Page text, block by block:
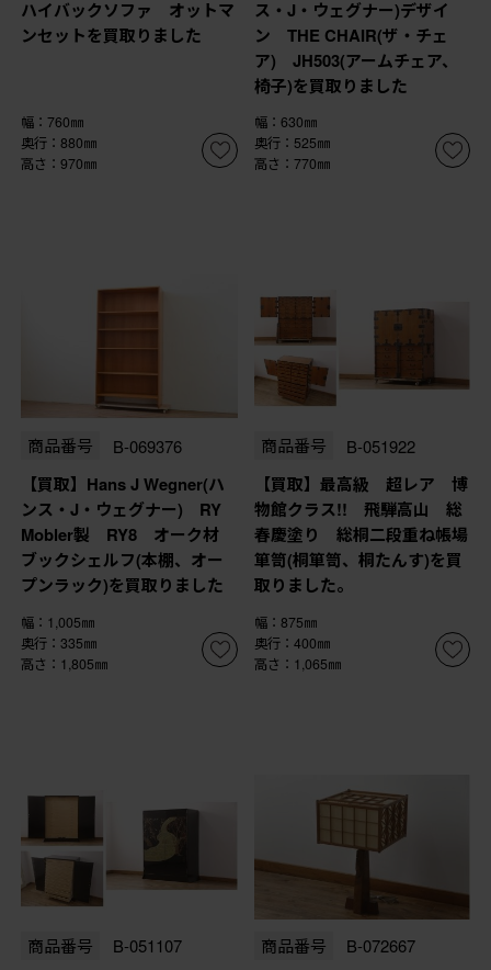
ハイバックソファ オットマ
ンセットを買取りました
幅：760㎜
奥行：880㎜
高さ：970㎜
ス・J・ウェグナー)デザイ
ン THE CHAIR(ザ・チェ
ア) JH503(アームチェア、
椅子)を買取りました
幅：630㎜
奥行：525㎜
高さ：770㎜
商品番号 B-069376
【買取】Hans J Wegner(ハ
ンス・J・ウェグナー) RY
Mobler製 RY8 オーク材
ブックシェルフ(本棚、オー
プンラック)を買取りました
幅：1,005㎜
奥行：335㎜
高さ：1,805㎜
商品番号 B-051922
【買取】最高級 超レア 博
物館クラス!! 飛騨高山 総
春慶塗り 総桐二段重ね帳場
箪笥(桐箪笥、桐たんす)を買
取りました。
幅：875㎜
奥行：400㎜
高さ：1,065㎜
商品番号 B-051107 商品番号 B-072667